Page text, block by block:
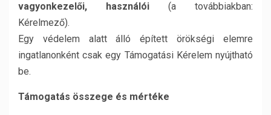
vagyonkezelői, használói (a továbbiakban:
Kérelmező).
Egy védelem alatt álló épített örökségi elemre
ingatlanonként csak egy Támogatási Kérelem nyújtható
be.
Támogatás összege és mértéke